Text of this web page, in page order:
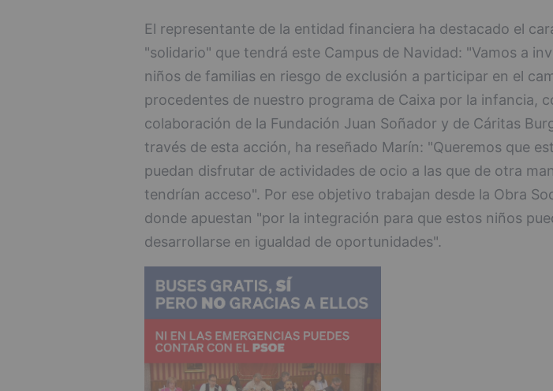
El representante de la entidad financiera ha destacado el
"solidario" que tendrá este Campus de Navidad: "Vamos a
niños de familias en riesgo de exclusión a participar en el
procedentes de nuestro programa de Caixa por la infancia,
colaboración de la Fundación Juan Soñador y de Cáritas
través de esta acción, ha reseñado Marín: "Queremos que
puedan disfrutar de actividades de ocio a las que de otra
tendrían acceso". Por ese objetivo trabajan desde la Obra
donde apuestan "por la integración para que estos niños
desarrollarse en igualdad de oportunidades".